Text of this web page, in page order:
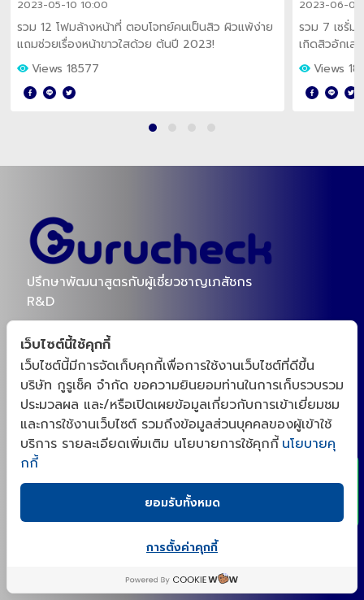
x
2023-05-10 10:00
รวม 12 โฟมล้างหน้าที่ ตอบโจทย์คนเป็นสิว ผิวแพ้ง่าย
แถมช่วยเรื่องหน้าขาวใสด้วย ต้นปี 2023!
Views 18577
2023-06-09
รวม 7 เซรั่ม
เกิดสิวอักเส
ก็เอาอยู่ อย
Views
ปรึกษาพัฒนาสูตรกับผู้เชี่ยวชาญเภสัชกร
R&D
(ติดต่อเรา)
098-8259696
ID : @gurucheckacademy
gurucheck_academy@gurucheck.co.th
แบบฟอร์มการขอใช้สิทธิของเจ้าของข้อมูลส่วนบุคคล
เว็บไซต์นี้ใช้คุกกี้
เว็บไซต์นี้มีการจัดเก็บคุกกี้เพื่อการใช้งานเว็บไซต์ที่ดีขึ้น
บริษัท กูรูเช็ค จำกัด ขอความยินยอมท่านในการเก็บรวบรวม
ประมวลผล และ/หรือเปิดเผยข้อมูลเกี่ยวกับการเข้าเยี่ยมชม
และการใช้งานเว็บไซต์ รวมถึงข้อมูลส่วนบุคคลของผู้เข้าใช้
บริการ รายละเอียดเพิ่มเติม นโยบายการใช้คุกกี้ นโยบายคุ
กกี้
ยอมรับทั้งหมด
การตั้งค่าคุกกี้